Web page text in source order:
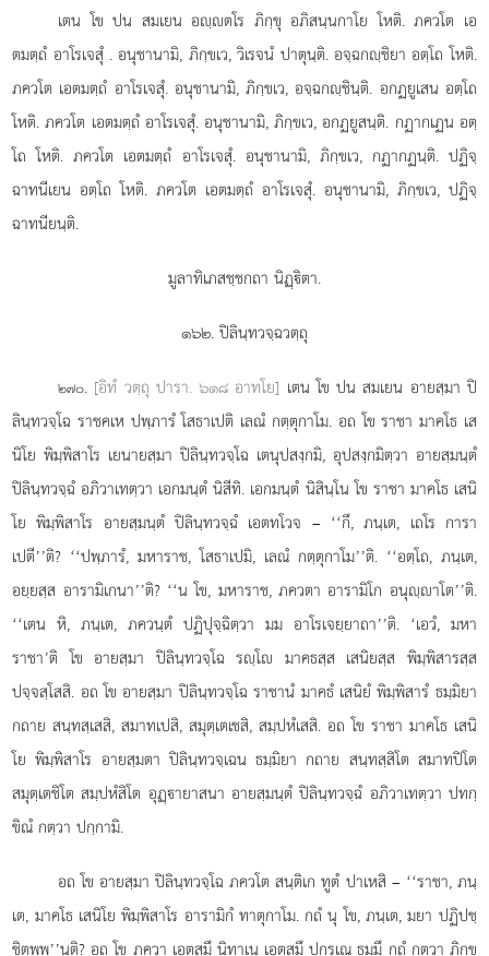
เตน โข ปน สมเยน อฺตโร ภิกฺขุ อภิสนฺนกาโย โหติ. ภควโต เอ
ตมตฺถํ อาโรเจสุํ . อนุชานามิ, ภิกฺขเว, วิเรจนํ ปาตุนฺติ. อจฺฉกฺชิยา อตฺโถ โหติ.
ภควโต เอตมตฺถํ อาโรเจสุํ. อนุชานามิ, ภิกฺขเว, อจฺฉกฺชินฺติ. อกฏยูเสน อตฺโถ
โหติ. ภควโต เอตมตฺถํ อาโรเจสุํ. อนุชานามิ, ภิกฺขเว, อกฏยูสนฺติ. กฏากเฏน อตฺ
โถ โหติ. ภควโต เอตมตฺถํ อาโรเจสุํ. อนุชานามิ, ภิกฺขเว, กฏากฏนฺติ. ปฏิจฺ
ฉาทนีเยน อตฺโถ โหติ. ภควโต เอตมตฺถํ อาโรเจสุํ. อนุชานามิ, ภิกฺขเว, ปฏิจฺ
ฉาทนียนฺติ.
มูลาทิเภสชฺชกถา นิฏฺิตา.
๑๖๒. ปิลินฺทวจฺฉวตฺถุ
๒๗๐. [อิทํ วตฺถุ ปารา. ๖๑๘ อาทโย] เตน โข ปน สมเยน อายสฺมา ปิ
ลินฺทวจฺโฉ ราชคเห ปพฺภารํ โสธาเปติ เลณํ กตฺตุกาโม. อถ โข ราชา มาคโธ เส
นิโยพิมฺพิสาโร เยนายสฺมา ปิลินฺทวจฺโฉ เตนุปสงฺกมิ, อุปสงฺกมิตฺวา อายสฺมนฺตํ
ปิลินฺทวจฺฉํอภิวาเทตฺวา เอกมนฺตํ นิสีทิ. เอกมนฺตํ นิสินฺโน โข ราชา มาคโธ เสนิ
โย พิมฺพิสาโร อายสฺมนฺตํ ปิลินฺทวจฺฉํ เอตทโวจ – ‘‘กึ, ภนฺเต, เถโร การา
เปตี’’ติ? ‘‘ปพฺภารํ, มหาราช, โสธาเปมิ, เลณํ กตฺตุกาโม’’ติ. ‘‘อตฺโถ, ภนฺเต,
อยฺยสฺส อารามิเกนา’’ติ? ‘‘น โข, มหาราช, ภควตา อารามิโก อนุฺาโต’’ติ.
‘‘เตน หิ, ภนฺเต, ภควนฺตํ ปฏิปุจฺฉิตฺวา มม อาโรเจยฺยาถา’’ติ. ‘เอวํ, มหา
ราชา’ติ โข อายสฺมา ปิลินฺทวจฺโฉ รฺโ มาคธสฺส เสนิยสฺส พิมฺพิสารสฺส
ปจฺจสฺโสสิ. อถ โข อายสฺมา ปิลินฺทวจฺโฉ ราชานํ มาคธํ เสนิยํ พิมฺพิสารํ ธมฺมิยา
กถาย สนฺทสฺเสสิ, สมาทเปสิ, สมุตฺเตเชสิ, สมฺปหํเสสิ. อถ โข ราชา มาคโธ เสนิ
โย พิมฺพิสาโร อายสฺมตา ปิลินฺทวจฺเฉน ธมฺมิยา กถาย สนฺทสฺสิโต สมาทปิโต
สมุตฺเตชิโต สมฺปหํสิโต อุฏฺายาสนา อายสฺมนฺตํ ปิลินฺทวจฺฉํ อภิวาเทตฺวา ปทกฺ
ขิณํ กตฺวา ปกฺกามิ.
อถ โข อายสฺมา ปิลินฺทวจฺโฉ ภควโต สนฺติเก ทูตํ ปาเหสิ – ‘‘ราชา, ภนฺ
เต, มาคโธ เสนิโย พิมฺพิสาโร อารามิกํ ทาตุกาโม. กถํ นุ โข, ภนฺเต, มยา ปฏิปชฺ
ชิตพฺพ’’นฺติ? อถ โข ภควา เอตสฺมึ นิทาเน เอตสฺมึ ปกรเณ ธมฺมึ กถํ กตฺวา ภิกฺขู